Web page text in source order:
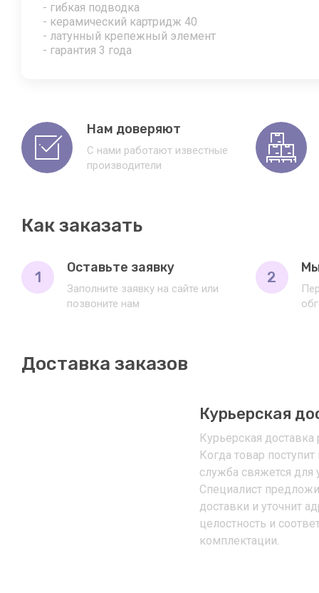
- гибкая подводка
- керамический картридж 40
- латунный крепежный элемент
- гарантия 3 года
Нам доверяют
С нами работают известные
производители
Как заказать
1
Оставьте заявку
Заполните заявку на сайте или
позвоните нам
2
Доставка заказов
Курьерская
Курьерская доставка
Когда товар
служба свяжется для
Специалист
доставки и уточнит
целостность и
комплектации.